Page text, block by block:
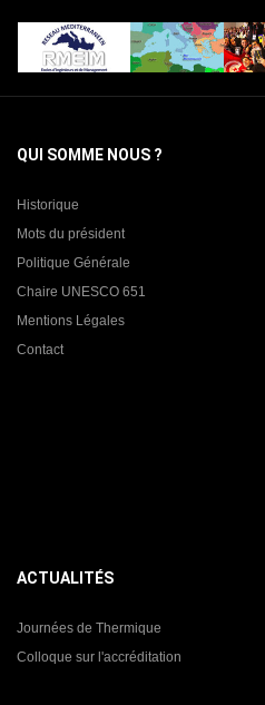
QUI SOMME NOUS ?
Historique
Mots du président
Politique Générale
Chaire UNESCO 651
Mentions Légales
Contact
ACTUALITÉS
Journées de Thermique
Colloque sur l'accréditation